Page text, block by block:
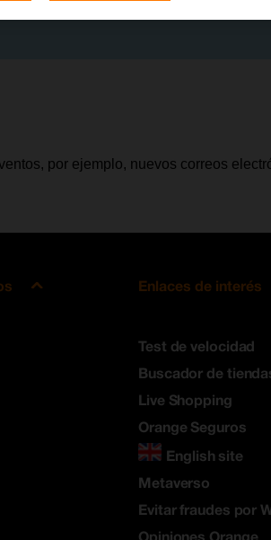
por ejemplo, nuevos correos
Enlaces de interés
Test de velocidad
Buscador de
Live Shopping
Orange Seguros
English site
Metaverso
Evitar fraudes por
Opiniones Orange